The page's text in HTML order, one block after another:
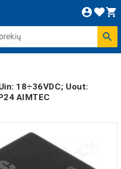
18÷36VDC; Uout:
AIMTEC